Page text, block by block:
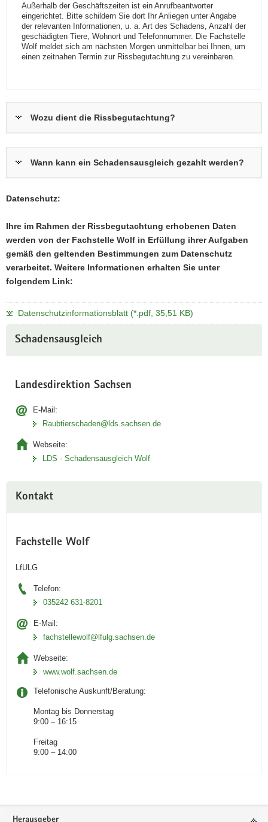
Außerhalb der Geschäftszeiten ist ein Anrufbeantworter
eingerichtet. Bitte schildern Sie dort Ihr Anliegen unter Angabe
der relevanten Informationen, u. a. Art des Schadens, Anzahl der
geschädigten Tiere, Wohnort und Telefonnummer. Die Fachstelle
Wolf meldet sich am nächsten Morgen unmittelbar bei Ihnen, um
einen zeitnahen Termin zur Rissbegutachtung zu vereinbaren.
Wozu dient die Rissbegutachtung?
Wann kann ein Schadensausgleich gezahlt werden?
Datenschutz:
Ihre im Rahmen der Rissbegutachtung erhobenen Daten
werden von der Fachstelle Wolf in Erfüllung ihrer Aufgaben
gemäß den geltenden Bestimmungen zum Datenschutz
verarbeitet. Weitere Informationen erhalten Sie unter
folgendem Link:
Datenschutzinformationsblatt (*.pdf, 35,51 KB)
Schadensausgleich
Landesdirektion Sachsen
E-Mail:
Raubtierschaden@lds.sachsen.de
Webseite:
LDS - Schadensausgleich Wolf
Kontakt
Fachstelle Wolf
LfULG
Telefon:
035242 631-8201
E-Mail:
fachstellewolf@lfulg.sachsen.de
Webseite:
www.wolf.sachsen.de
Telefonische Auskunft/Beratung:
Montag bis Donnerstag
9:00 – 16:15
Freitag
9:00 – 14:00
Footer-
Herausgeber